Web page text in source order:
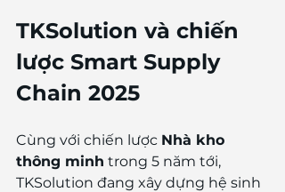
TKSolution và chiến
lược Smart Supply
Chain 2025
Cùng với chiến lược Nhà kho
thông minh trong 5 năm tới,
TKSolution đang xây dựng hệ sinh